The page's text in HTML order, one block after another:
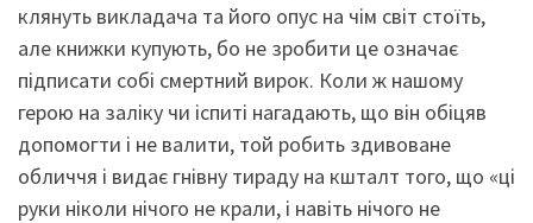
клянуть викладача та його опус на чім світ стоїть,
але книжки купують, бо не зробити це означає
підписати собі смертний вирок. Коли ж нашому
герою на заліку чи іспиті нагадають, що він обіцяв
допомогти і не валити, той робить здивоване
обличчя і видає гнівну тираду на кшталт того, що «ці
руки ніколи нічого не крали, і навіть нічого не